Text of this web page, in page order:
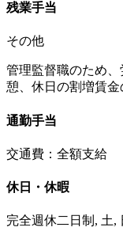
残業手当
その他
管理監督職のため
憩、休日の割増賃金
通勤手当
交通費：全額支給
休日・休暇
完全週休二日制, 土,